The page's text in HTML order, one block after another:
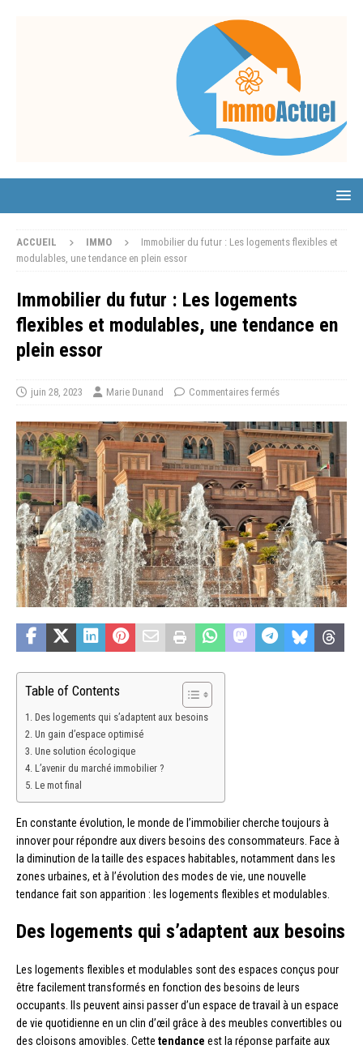
ACCUEIL IMMO
Immobilier du futur : Les logements flexibles et
modulables, une tendance en plein essor
Immobilier du futur : Les logements
flexibles et modulables, une tendance en
plein essor
juin 28, 2023 Marie Dunand Commentaires fermés
Table of Contents
Des logements qui s’adaptent aux besoins
Un gain d’espace optimisé
Une solution écologique
L’avenir du marché immobilier ?
Le mot final
En constante évolution, le monde de l’immobilier cherche toujours à
innover pour répondre aux divers besoins des consommateurs. Face à
la diminution de la taille des espaces habitables, notamment dans les
zones urbaines, et à l’évolution des modes de vie, une nouvelle
tendance fait son apparition : les logements flexibles et modulables.
Des logements qui s’adaptent aux besoins
Les logements flexibles et modulables sont des espaces conçus pour
être facilement transformés en fonction des besoins de leurs
occupants. Ils peuvent ainsi passer d’un espace de travail à un espace
de vie quotidienne en un clin d’œil grâce à des meubles convertibles ou
des cloisons amovibles. Cette tendance est la réponse parfaite aux